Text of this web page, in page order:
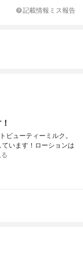
、ツボクサエキス、ル
－10、ジグリセリン、
－6デシルテトラデセス
ム、水酸化Na、EDTA
タノール、ソルビン
記載情報ミス報告
ビューティーミルク。
います！ローションは